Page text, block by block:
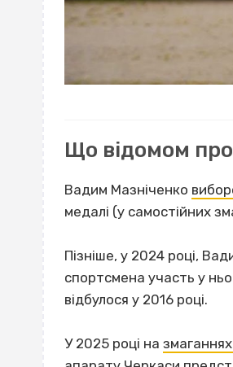
Що відомом
Вадим Мазніченко
медалі (у самостійних
Пізніше, у 2024 році,
спортсмена участь у
відбулося у 2016 році.
У 2025 році на